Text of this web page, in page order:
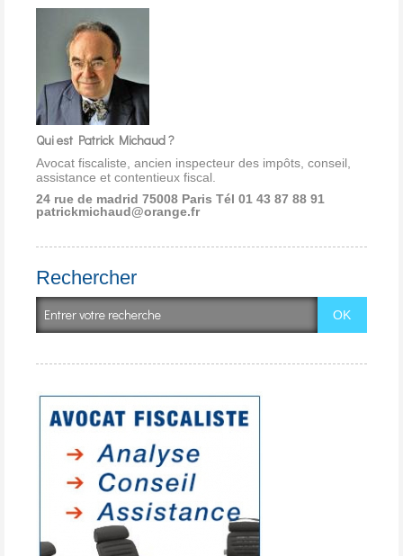
Qui est Patrick Michaud ?
Avocat fiscaliste, ancien inspecteur des impôts, conseil,
assistance et contentieux fiscal.
24 rue de madrid 75008 Paris Tél 01 43 87 88 91
patrickmichaud@orange.fr
Rechercher